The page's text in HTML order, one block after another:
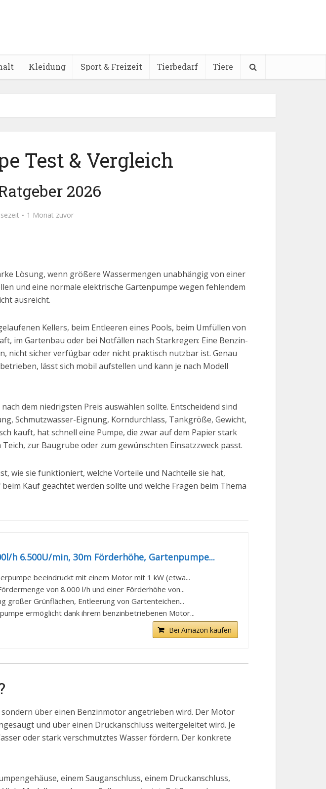
Kleidung Sport & Freizeit Tierbedarf Tiere
Test & Vergleich
2026
1 Monat zuvor
Lösung, wenn größere Wassermengen unabhängig von einer
und eine normale elektrische Gartenpumpe wegen fehlendem
ausreicht.
Kellers, beim Entleeren eines Pools, beim Umfüllen von
im Gartenbau oder bei Notfällen nach Starkregen: Eine Benzin-
nicht sicher verfügbar oder nicht praktisch nutzbar ist. Genau
lässt sich mobil aufstellen und kann je nach Modell
dem niedrigsten Preis auswählen sollte. Entscheidend sind
Schmutzwasser-Eignung, Korndurchlass, Tankgröße, Gewicht,
kauft, hat schnell eine Pumpe, die zwar auf dem Papier stark
zur Baugrube oder zum gewünschten Einsatzzweck passt.
wie sie funktioniert, welche Vorteile und Nachteile sie hat,
Kauf geachtet werden sollte und welche Fragen beim Thema
h 6.500U/min, 30m Förderhöhe, Gartenpumpe...
beeindruckt mit einem Motor mit 1 kW (etwa...
von 8.000 l/h und einer Förderhöhe von...
großer Grünflächen, Entleerung von Gartenteichen...
ermöglicht dank ihrem benzinbetriebenen Motor...
Bei Amazon kaufen
über einen Benzinmotor angetrieben wird. Der Motor
und über einen Druckanschluss weitergeleitet wird. Je
oder stark verschmutztes Wasser fördern. Der konkrete
einem Sauganschluss, einem Druckanschluss,